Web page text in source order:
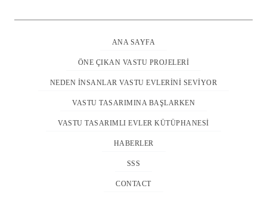
ANA SAYFA
ÖNE ÇIKAN VASTU PROJELERI
NEDEN İNSANLAR VASTU EVLERINI SEVIYOR
VASTU TASARIMINA BAŞLARKEN
VASTU TASARIMLI EVLER KÜTÜPHANESI
HABERLER
SSS
CONTACT